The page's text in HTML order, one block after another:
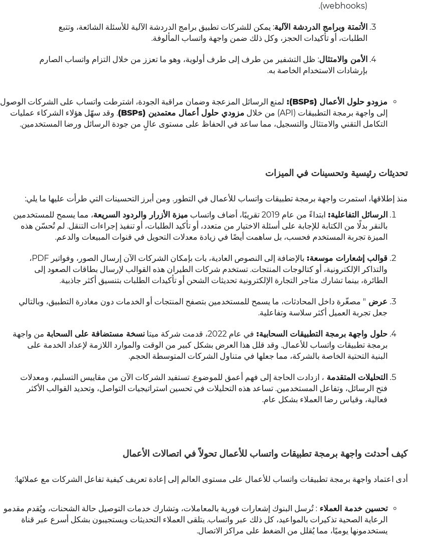
(webhooks).
الأتمتة وبرامج الدردشة الآلية: يمكن للشركات تطبيق برامج الدردشة الآلية للأسئلة الشائعة، وتتبع
الطلبات، أو تأكيدات الحجز، وكل ذلك ضمن واجهة واتساب المألوفة.
الأمن والامتثال: ظل التشفير من طرف إلى طرف أولوية، وهو ما تعزز من خلال التزام واتساب الصارم
بإرشادات الاستخدام الخاصة به.
مزودو حلول الأعمال (BSPs):
لمنع الرسائل المزعجة وضمان مراقبة الجودة، اشترطت واتساب على الشركات الوصول
إلى واجهة برمجة التطبيقات (API) من خلال
مزودي حلول أعمال معتمدين (BSPs)
. وقد سهّل هؤلاء الشركاء عمليات
التكامل التقني والامتثال والتسجيل، مما ساعد في الحفاظ على مستوى عالٍ من جودة الرسائل ورضا المستخدمين.
تحديثات رئيسية وتحسينات في الميزات
منذ إطلاقها، استمرت واجهة برمجة تطبيقات واتساب للأعمال في التطور. ومن أبرز التحسينات التي طرأت عليها ما يلي:
الرسائل التفاعلية: ابتداءً من عام 2019 تقريبًا، أضاف واتساب ميزة الأزرار والردود السريعة، مما يسمح للمستخدمين
بالنقر بدلًا من الكتابة للإجابة على أسئلة الاختيار من متعدد، أو تأكيد الطلبات، أو تنفيذ إجراءات التنقل. لم تُحسّن هذه
الميزة تجربة المستخدم فحسب، بل ساهمت أيضًا في زيادة معدلات التحويل في قنوات المبيعات والدعم.
قوالب إشعارات موسعة:
بالإضافة إلى النصوص العادية، بات بإمكان الشركات الآن إرسال الصور، وفواتير PDF،
والتذاكر الإلكترونية، أو كتالوجات المنتجات. تستخدم شركات الطيران هذه القوالب لإرسال بطاقات الصعود إلى
الطائرة، بينما تشارك متاجر التجارة الإلكترونية تحديثات الشحن أو تأكيدات الطلبات بتنسيق أكثر جاذبية.
عرض " مصغّرة داخل المحادثات، ما يسمح للمستخدمين بتصفح المنتجات أو الخدمات دون مغادرة التطبيق، وبالتالي
جعل تجربة العميل أكثر سلاسة وتفاعلية.
حلول واجهة برمجة التطبيقات السحابية: في عام 2022، قدمت شركة ميتا نسخة مستضافة على السحابة من واجهة
برمجة تطبيقات واتساب للأعمال. وقد قلل هذا العرض بشكل كبير من الوقت والموارد اللازمة لإعداد الخدمة على
البنية التحتية الخاصة بالشركة، مما جعلها في متناول الشركات المتوسطة الحجم.
التحليلات المتقدمة ، ازدادت الحاجة إلى فهم أعمق للموضوع. تستفيد الشركات الآن من مقاييس التسليم، ومعدلات
فتح الرسائل، وتفاعل المستخدمين. تساعد هذه التحليلات في تحسين استراتيجيات التواصل، وتحديد القوالب الأكثر
فعالية، وقياس رضا العملاء بشكل عام.
كيف أحدثت واجهة برمجة تطبيقات واتساب للأعمال تحولاً في اتصالات الأعمال
أدى اعتماد واجهة برمجة تطبيقات واتساب للأعمال على مستوى العالم إلى إعادة تعريف كيفية تفاعل الشركات مع عملائها:
تحسين خدمة العملاء: تُرسل البنوك إشعارات فورية بالمعاملات، وتشارك خدمات التوصيل حالة الشحنات، ويُقدم مقدمو
الرعاية الصحية تذكيرات بالمواعيد، كل ذلك عبر واتساب. يتلقى العملاء التحديثات ويستجيبون بشكل أسرع عبر قناة
يستخدمونها يوميًا، مما يُقلل من الضغط على مراكز الاتصال.